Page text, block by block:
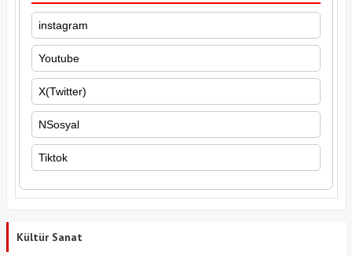
instagram
Youtube
X(Twitter)
NSosyal
Tiktok
Kültür Sanat